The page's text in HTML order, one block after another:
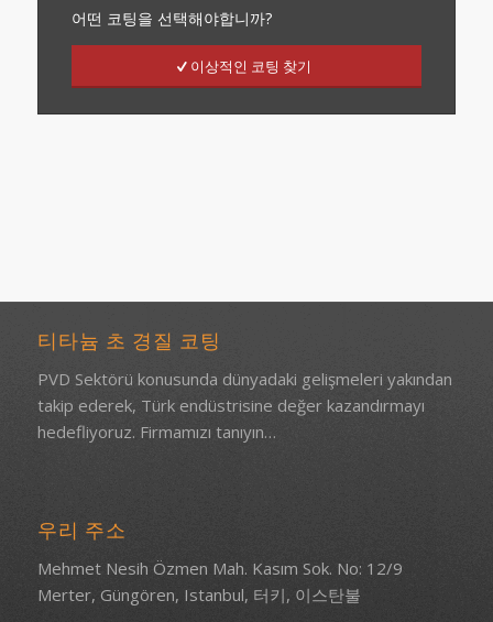
어떤 코팅을 선택해야합니까?
이상적인 코팅 찾기
티타늄 초 경질 코팅
PVD Sektörü konusunda dünyadaki gelişmeleri yakından
takip ederek, Türk endüstrisine değer kazandırmayı
hedefliyoruz. Firmamızı tanıyın…
우리 주소
Mehmet Nesih Özmen Mah. Kasım Sok. No: 12/9
Merter, Güngören, Istanbul, 터키, 이스탄불